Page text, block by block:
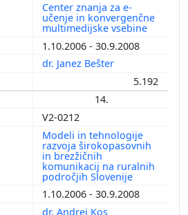
Center znanja za e-
učenje in konvergenčne
multimedijske vsebine
1.10.2006 - 30.9.2008
dr. Janez Bešter
5.192
14.
V2-0212
Modeli in tehnologije
razvoja širokopasovnih
in brezžičnih
komunikacij na ruralnih
področjih Slovenije
1.10.2006 - 30.9.2008
dr. Andrej Kos